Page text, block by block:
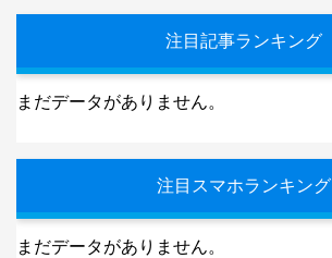
注目記事ランキング
まだデータがありません。
注目スマホランキング
まだデータがありません。